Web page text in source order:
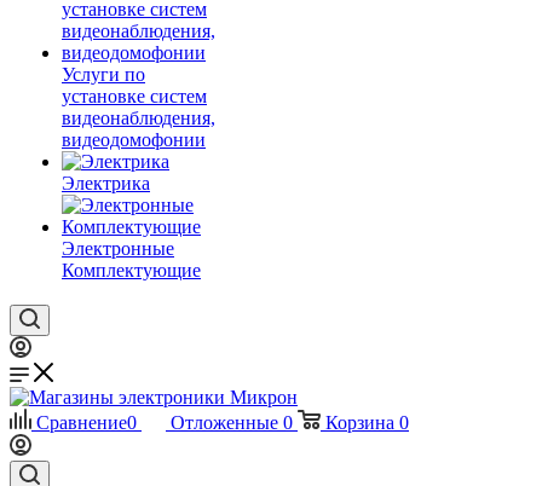
Услуги по
установке систем
видеонаблюдения,
видеодомофонии
Электрика
Электронные
Комплектующие
Сравнение0 Отложенные 0 Корзина 0